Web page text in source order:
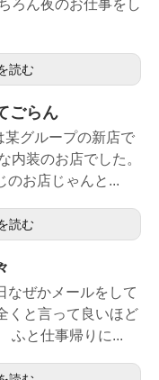
ろん夜のお仕事をし
読む
ごらん
某グループの新店で
内装のお店でした。
のお店じゃんと...
読む
なぜかメールをして
くと言って良いほど
ふと仕事帰りに...